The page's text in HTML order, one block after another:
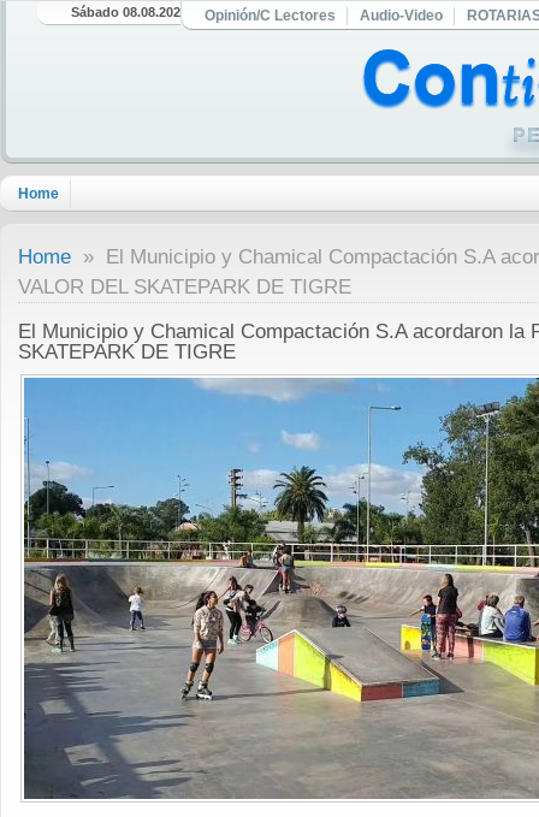
Sábado 08.08.2026 Opinión/C Lectores Audio-Video
Home
Home » El Municipio y Chamical Compactación S.A
VALOR DEL SKATEPARK DE TIGRE
El Municipio y Chamical Compactación S.A acordaron la
SKATEPARK DE TIGRE